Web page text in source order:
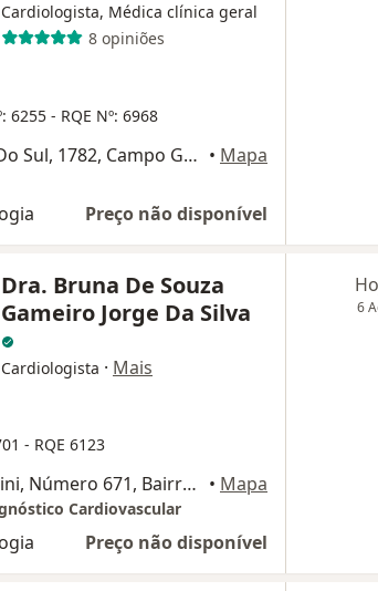
Cardiologista, Médica clínica geral
8 opiniões
6255 - RQE Nº: 6968
Rua Rio Grande Do Sul, 1782, Campo Grande • Mapa
Preço não disponível
Dra. Bruna De Souza
Gameiro Jorge Da Silva
Cardiologista · Mais
- RQE 6123
Rua Doutor Zerbini, Número 671, Bairro Chácara Cachoeira, Campo Grande • Mapa
Cardiovascular
Preço não disponível
6